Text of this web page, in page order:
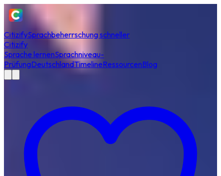
CitizifySprachbeherrschung schneller
Citizify
Sprache lernenSprachniveau-
PrüfungDeutschlandTimelineRessourcenBlog